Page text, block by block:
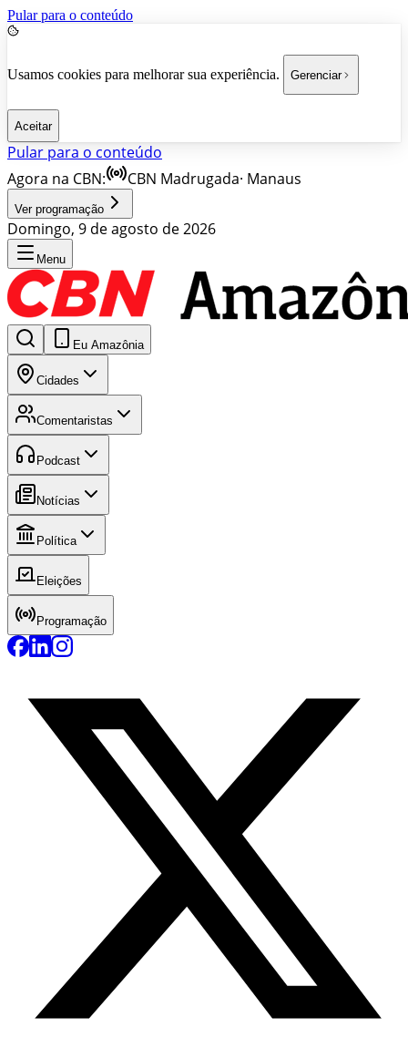
Pular para o conteúdo
Usamos cookies para melhorar sua experiência. Gerenciar
Aceitar
Pular para o conteúdo
Agora na CBN:
CBN Madrugada· Manaus
Ver programação
Domingo, 9 de agosto de 2026
Menu
Eu Amazônia
Cidades
Comentaristas
Podcast
Notícias
Política
Eleições
Programação